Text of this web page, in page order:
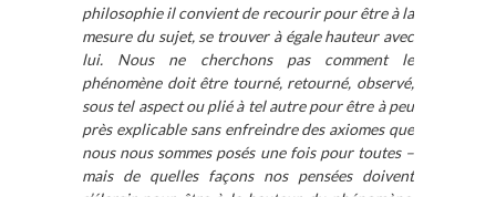
philosophie il convient de recourir pour être à la
mesure du sujet, se trouver à égale hauteur avec
lui. Nous ne cherchons pas comment le
phénomène doit être tourné, retourné, observé,
sous tel aspect ou plié à tel autre pour être à peu
près explicable sans enfreindre des axiomes que
nous nous sommes posés une fois pour toutes –
mais de quelles façons nos pensées doivent